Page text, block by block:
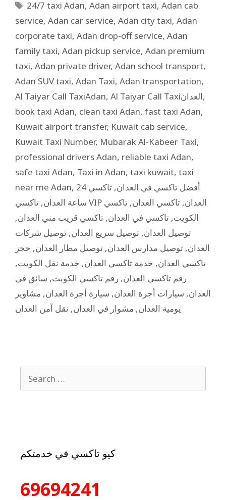
24/7 taxi Adan,Adan airport taxi,Adan cab
service, Adan car service, Adan city taxi, Adan
corporate taxi, Adan drop-off service, Adan
family taxi, Adan pickup service, Adan premium
taxi, Adan private driver, Adan school transport,
Adan SUV taxi, Adan Taxi, Adan transportation,
Al Taiyar Call TaxiAdan, Al Taiyar Call Taxiالعدان,
book taxi Adan, clean taxi Adan, fast taxi Adan,
Kuwait airport transfer, Kuwait cab service,
Kuwait Taxi Number, Mubarak Al-Kabeer Taxi,
professional drivers Adan, reliable taxi Adan,
safe taxi Adan, Taxi in Adan, taxi kuwait, taxi
near me Adan, أفضل تاكسي في العدان,
تاكسي 24
ساعة العدان, تاكسي VIP العدان, تاكسي العدان, تاكسي
الكويت, تاكسي في العدان, تاكسي قريب مني العدان,
توصيل العدان, توصيل سريع العدان, توصيل شركات
العدان, توصيل مدارس العدان, توصيل مطار العدان, حجز
تاكسي العدان, خدمة تاكسي العدان, خدمة نقل الكويت,
رقم تاكسي العدان, رقم تاكسي الكويت, سائق في
العدان, سيارات أجرة العدان, سيارة أجرة العدان, مشاوير
يومية العدان, مشوار في العدان, نقل آمن العدان
كيو تاكسي في خدمتكم
69694241